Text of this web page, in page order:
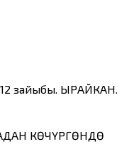
зайыбы. ЫРАЙКАН.
КӨЧҮРГӨНДӨ